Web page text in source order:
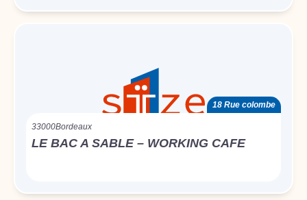
18 Rue colombe
33000Bordeaux
LE BAC A SABLE – WORKING CAFE